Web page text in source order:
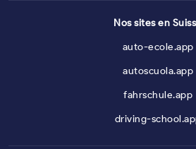
Nos sites en
auto-ecole.app
autoscuola.app
fahrschule.app
driving-